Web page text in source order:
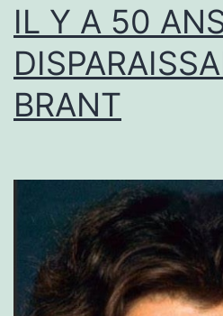
IL Y A 50
BRANT